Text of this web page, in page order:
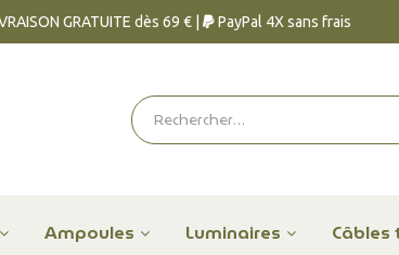
GRATUITE dès 69 € | PayPal 4X sans frais
Ampoules Luminaires